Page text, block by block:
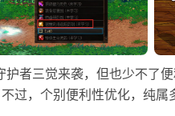
护者三觉来袭，但也少不了
过，个别便利性优化，纯